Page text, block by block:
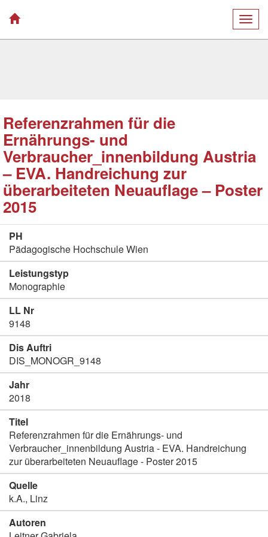
Referenzrahmen für die
Ernährungs- und
Verbraucher_innenbildung Austria
– EVA. Handreichung zur
überarbeiteten Neuauflage – Poster
2015
PH
Pädagogische Hochschule Wien
Leistungstyp
Monographie
LL Nr
9148
Dis Auftri
DIS_MONOGR_9148
Jahr
2018
Titel
Referenzrahmen für die Ernährungs- und
Verbraucher_innenbildung Austria - EVA. Handreichung
zur überarbeiteten Neuauflage - Poster 2015
Quelle
k.A., Linz
Autoren